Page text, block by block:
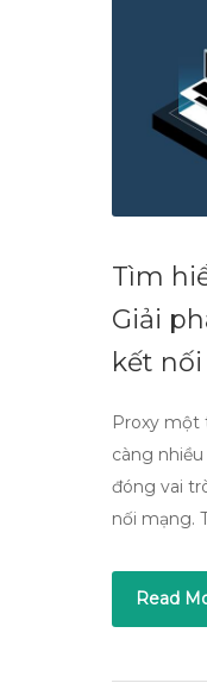
Tìm
Giải
kết
Proxy một
càng
đóng vai
nối mạng.
Read